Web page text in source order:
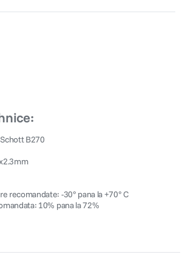
B270
recomandate: -30° pana la +70° C
10% pana la 72%